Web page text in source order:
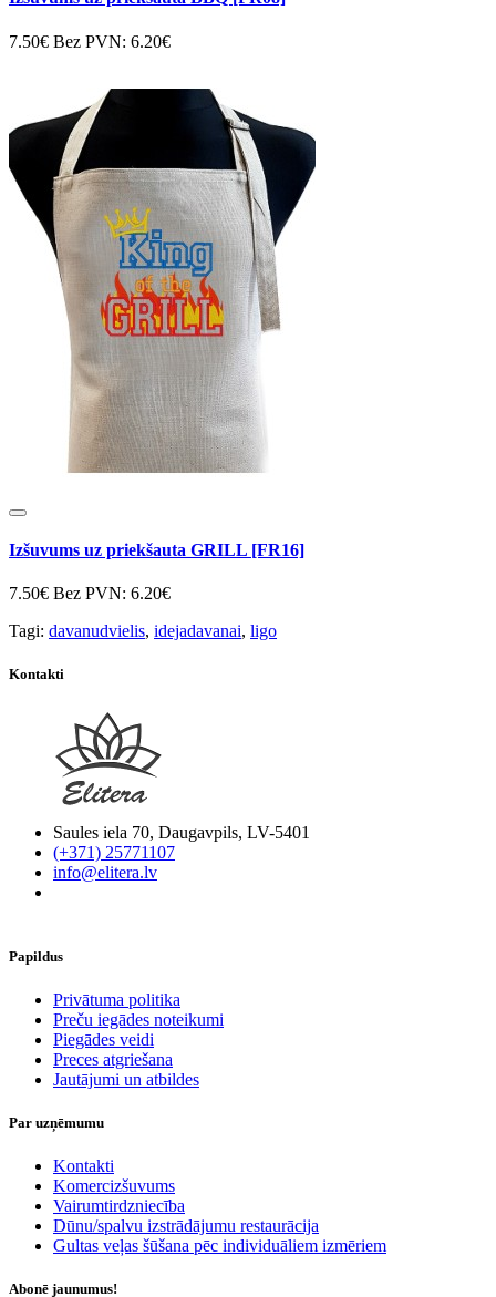
7.50€ Bez PVN: 6.20€
Izšuvums uz priekšauta GRILL [FR16]
7.50€ Bez PVN: 6.20€
Tagi: davanudvielis, idejadavanai, ligo
Kontakti
Saules iela 70, Daugavpils, LV-5401
(+371) 25771107
info@elitera.lv
Papildus
​Privātuma politika
Preču iegādes noteikumi
Piegādes veidi
Preces atgriešana
Jautājumi un atbildes
Par uzņēmumu
Kontakti
Komercizšuvums
Vairumtirdzniecība
Dūnu/spalvu izstrādājumu restaurācija
Gultas veļas šūšana pēc individuāliem izmēriem
Abonē jaunumus!